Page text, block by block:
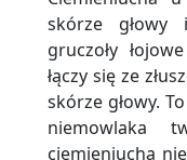
skórze głowy
gruczoły
łączy się ze
skórze głowy.
niemowlaka
ciemieniucha